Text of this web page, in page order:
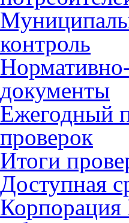
контроль
документы
Ежегодный
проверок
Итоги
Доступная